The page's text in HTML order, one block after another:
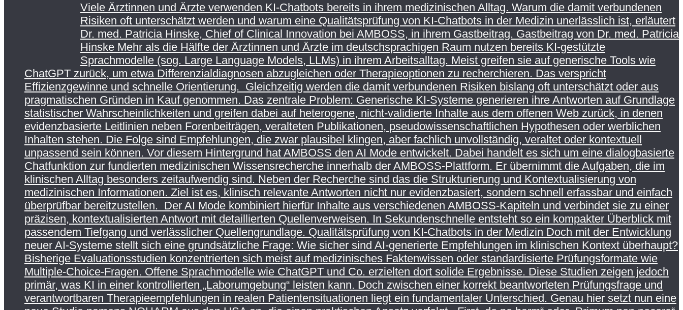
Viele Ärztinnen und Ärzte verwenden KI-Chatbots bereits in ihrem medizinischen Alltag. Warum die damit verbundenen
Risiken oft unterschätzt werden und warum eine Qualitätsprüfung von KI-Chatbots in der Medizin unerlässlich ist, erläutert
Dr. med. Patricia Hinske, Chief of Clinical Innovation bei AMBOSS, in ihrem Gastbeitrag. Gastbeitrag von Dr. med. Patricia
Hinske Mehr als die Hälfte der Ärztinnen und Ärzte im deutschsprachigen Raum nutzen bereits KI-gestützte
Sprachmodelle (sog. Large Language Models, LLMs) in ihrem Arbeitsalltag. Meist greifen sie auf generische Tools wie
ChatGPT zurück, um etwa Differenzialdiagnosen abzugleichen oder Therapieoptionen zu recherchieren. Das verspricht
Effizienzgewinne und schnelle Orientierung. Gleichzeitig werden die damit verbundenen Risiken bislang oft unterschätzt oder aus
pragmatischen Gründen in Kauf genommen. Das zentrale Problem: Generische KI-Systeme generieren ihre Antworten auf Grundlage
statistischer Wahrscheinlichkeiten und greifen dabei auf heterogene, nicht-validierte Inhalte aus dem offenen Web zurück, in denen
evidenzbasierte Leitlinien neben Forenbeiträgen, veralteten Publikationen, pseudowissenschaftlichen Hypothesen oder werblichen
Inhalten stehen. Die Folge sind Empfehlungen, die zwar plausibel klingen, aber fachlich unvollständig, veraltet oder kontextuell
unpassend sein können. Vor diesem Hintergrund hat AMBOSS den AI Mode entwickelt. Dabei handelt es sich um eine dialogbasierte
Chatfunktion zur fundierten medizinischen Wissensrecherche innerhalb der AMBOSS-Plattform. Er übernimmt die Aufgaben, die im
klinischen Alltag besonders zeitaufwendig sind. Neben der Recherche sind das die Strukturierung und Kontextualisierung von
medizinischen Informationen. Ziel ist es, klinisch relevante Antworten nicht nur evidenzbasiert, sondern schnell erfassbar und einfach
überprüfbar bereitzustellen. Der AI Mode kombiniert hierfür Inhalte aus verschiedenen AMBOSS-Kapiteln und verbindet sie zu einer
präzisen, kontextualisierten Antwort mit detaillierten Quellenverweisen. In Sekundenschnelle entsteht so ein kompakter Überblick mit
passendem Tiefgang und verlässlicher Quellengrundlage. Qualitätsprüfung von KI-Chatbots in der Medizin Doch mit der Entwicklung
neuer AI-Systeme stellt sich eine grundsätzliche Frage: Wie sicher sind AI-generierte Empfehlungen im klinischen Kontext überhaupt?
Bisherige Evaluationsstudien konzentrierten sich meist auf medizinisches Faktenwissen oder standardisierte Prüfungsformate wie
Multiple-Choice-Fragen. Offene Sprachmodelle wie ChatGPT und Co. erzielten dort solide Ergebnisse. Diese Studien zeigen jedoch
primär, was KI in einer kontrollierten „Laborumgebung“ leisten kann. Doch zwischen einer korrekt beantworteten Prüfungsfrage und
verantwortbaren Therapieempfehlungen in realen Patientensituationen liegt ein fundamentaler Unterschied. Genau hier setzt nun eine